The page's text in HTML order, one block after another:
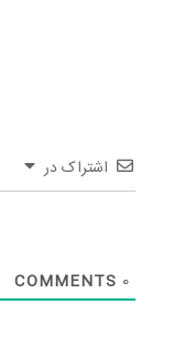
اشتراک در
0